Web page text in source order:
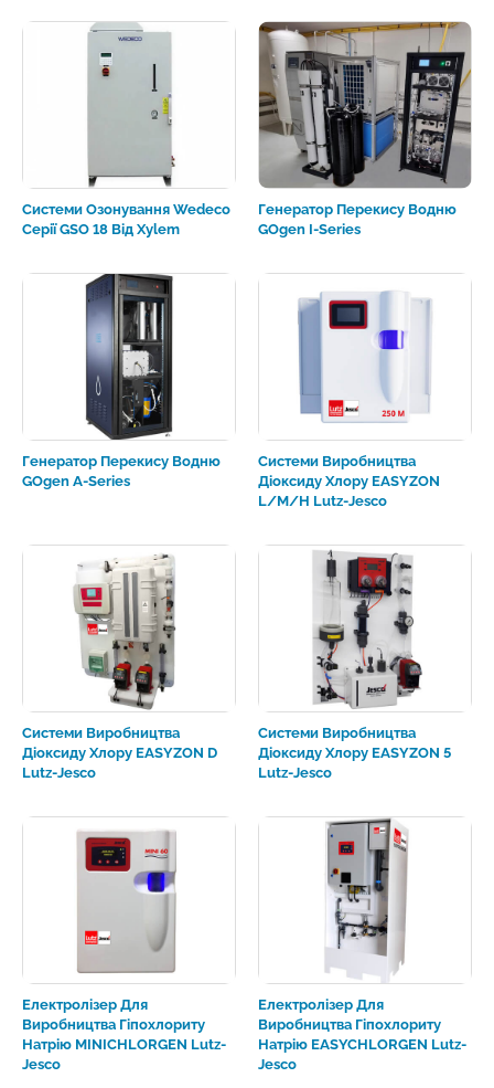
Системи Озонування Wedeco
Серії GSO 18 Від Xylem
Генератор Перекису Водню
GOgen I-Series
Генератор Перекису Водню
GOgen A-Series
Системи Виробництва
Діоксиду Хлору EASYZON
L/M/H Lutz-Jesco
Системи Виробництва
Діоксиду Хлору EASYZON D
Lutz-Jesco
Системи Виробництва
Діоксиду Хлору EASYZON 5
Lutz-Jesco
Електролізер Для
Виробництва Гіпохлориту
Натрію MINICHLORGEN Lutz-
Jesco
Електролізер Для
Виробництва Гіпохлориту
Натрію EASYCHLORGEN Lutz-
Jesco